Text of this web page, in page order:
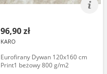
96,90 zł
KARO
Eurofirany Dywan 120x160 cm
Print1 beżowy 800 g/m2